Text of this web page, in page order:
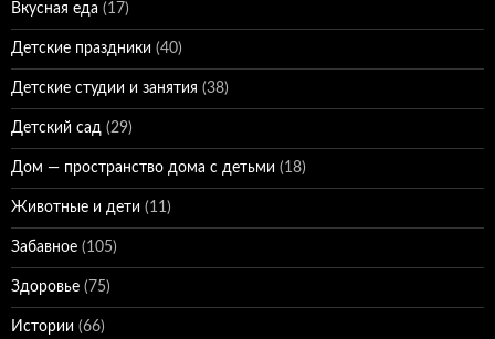
Вкусная еда (17)
Детские праздники (40)
Детские студии и занятия (38)
Детский сад (29)
Дом — пространство дома с детьми (18)
Животные и дети (11)
Забавное (105)
Здоровье (75)
Истории (66)